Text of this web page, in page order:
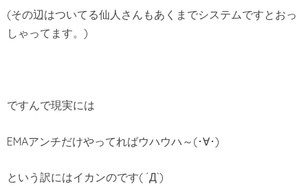
(その辺はついてる仙人さんもあくまでシステムですとおっ
しゃってます。)
ですんで現実には
EMAアンチだけやってればウハウハ～(･∀･)
という訳にはイカンのです( ´Д`)